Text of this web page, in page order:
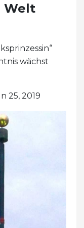
Welt
wächst
25, 2019